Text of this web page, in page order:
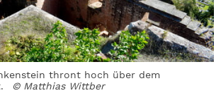
thront hoch über dem
© Matthias Wittber